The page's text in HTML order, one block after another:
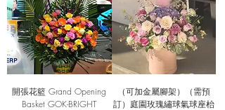
開張花籃 Grand Opening
Basket GOK-BRIGHT
（可加金屬腳架）（需預
訂）庭園玫瑰繡球氣球座枱